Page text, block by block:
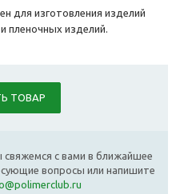
для изготовления изделий
пленочных изделий.
ТОВАР
с вами в ближайшее
вопросы или напишите